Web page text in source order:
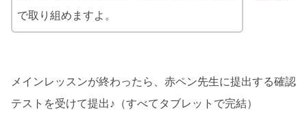
で取り組めますよ。
メインレッスンが終わったら、赤ペン先生に提出する確認
テストを受けて提出♪（すべてタブレットで完結）